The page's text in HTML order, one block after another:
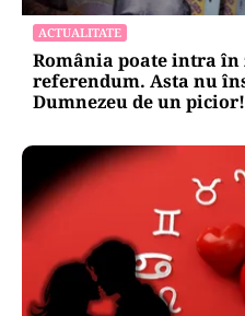
ACTUALITATE
România poate intra
referendum. Asta nu
Dumnezeu de un